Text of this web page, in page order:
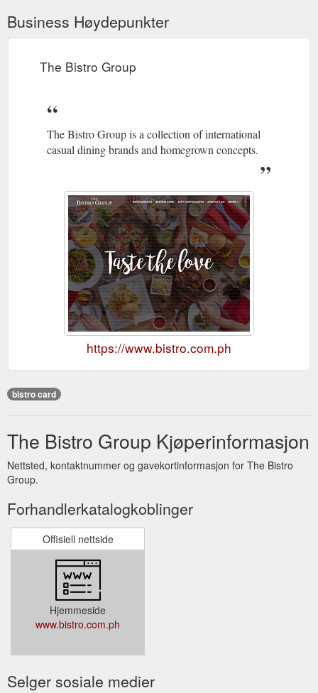
Business Høydepunkter
The Bistro Group
The Bistro Group is a collection of international
casual dining brands and homegrown concepts.
https://www.bistro.com.ph
bistro card
The Bistro Group Kjøperinformasjon
Nettsted, kontaktnummer og gavekortinformasjon for The Bistro
Group.
Forhandlerkatalogkoblinger
Offisiell nettside
Hjemmeside
www.bistro.com.ph
Selger sosiale medier